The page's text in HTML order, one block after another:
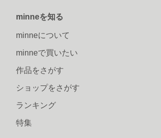
minneを知る
minneについて
minneで買いたい
作品をさがす
ショップをさがす
ランキング
特集